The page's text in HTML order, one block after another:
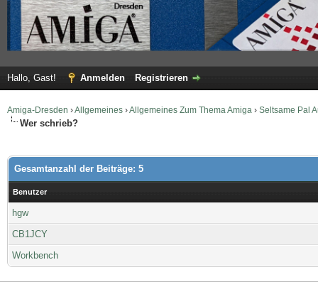
Hallo, Gast! Anmelden Registrieren
Amiga-Dresden ›Allgemeines ›Allgemeines Zum Thema Amiga › Seltsame Pal
Wer schrieb?
Gesamtanzahl der Beiträge: 5
Benutzer
hgw
CB1JCY
Workbench